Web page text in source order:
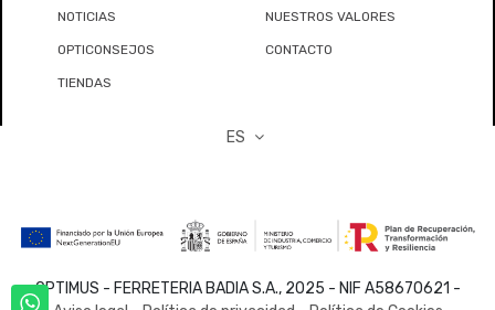
NOTICIAS NUESTROS VALORES
OPTICONSEJOS CONTACTO
TIENDAS
ES
OPTIMUS - FERRETERIA BADIA S.A., 2025 - NIF A58670621 -